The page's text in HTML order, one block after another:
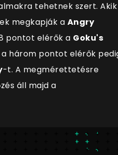
tehetnek szert. Akik
megkapják a Angry
pontot elérők a Goku's
a három pontot elérők
-t. A megmérettetésre
áll majd a